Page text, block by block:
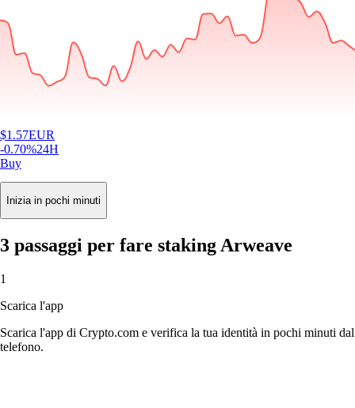
$1.57EUR
-0.70%24H
Buy
Inizia in pochi minuti
3 passaggi per fare staking Arweave
1
Scarica l'app
Scarica l'app di Crypto.com e verifica la tua identità in pochi minuti dal
telefono.